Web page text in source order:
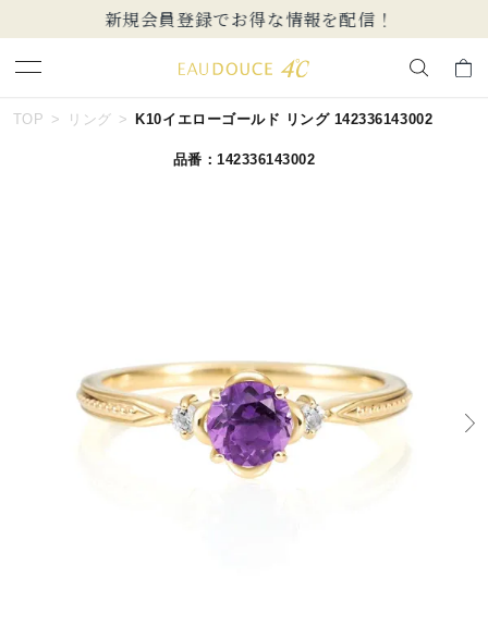
新規会員登録でお得な情報を配信！
キーワードで検索する
ブランド EAU DOUCE４℃
TOP リング K10イエローゴールド リング 142336143002
品番：142336143002